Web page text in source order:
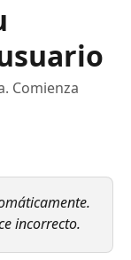
Comienza
incorrecto.